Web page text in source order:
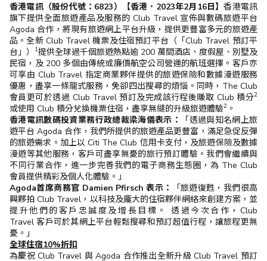
香港電訊（股份代號：6823）【香港．2023年2月16日】香港電訊
旗下提供全面旅遊產品及服務的 Club Travel 宣佈與數碼旅遊平台
Agoda 合作，將現有旅遊網上平台升級，提供更豐富多元的旅遊產
品。全新 Club Travel 機票及住宿預訂平台（「Club Travel 預訂平
台」）
1提供全球過千個旅遊熱點逾 200 萬間酒店、度假屋、別墅及
民宿，及 200 多個由傳統或廉價航空公司營運的航班選擇。客戶亦
可享由 Club Travel 指定商業夥伴提供的旅遊保險和數據漫遊服務
優惠，盡享一條龍式服務，免卻四出搜尋的煩惱。同時，The Club
會員更可於透過 Club Travel 預訂及完成該行程後賺取 Club 積分2
或使用 Club 積分兌換機票住宿，盡享無縫的升級旅遊體驗2 。
香港電訊數碼投資業務行政總裁梁海儀表示：
「透過與知名網上旅
遊平台 Agoda 合作，我們所提供的旅遊產品更豐富，滿足急促反彈
的旅遊需求。加上以 Citi The Club 信用卡支付，及旅遊保險及數據
漫遊等其他服務，客戶可盡享無憂的旅行預訂體驗。我們會繼續與
不同行業合作，進一步完善我們的電子商務生態圈，為 The Club
會員提供精彩及個人化體驗。」
Agoda首席商務官 Damien Pfirsch 表示：
「旅遊復甦，我們很高
興夥拍 Club Travel，以科技及龐大的住宿夥伴網絡來創建方案，並
提升他們的客戶忠誠度及增長目標。 透過今次合作，Club
Travel 客戶可於其網上平台輕鬆搜尋和預訂超值行程，讓旅程更無
憂。」
全球住宿10%折扣
為慶祝 Club Travel 與 Agoda 合作推出全新升級 Club Travel 預訂